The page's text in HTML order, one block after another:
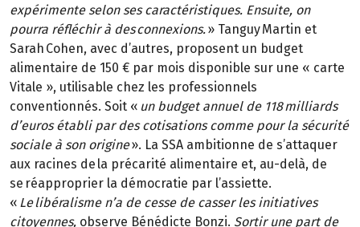
expérimente selon ses caractéristiques. Ensuite, on
pourra réfléchir à des connexions.» Tanguy Martin et
Sarah Cohen, avec d’autres, proposent un budget
alimentaire de 150 € par mois disponible sur une « carte
Vitale », utilisable chez les professionnels
conventionnés. Soit « un budget annuel de 118 milliards
d’euros établi par des cotisations comme pour la sécurité
sociale à son origine». La SSA ambitionne de s’attaquer
aux racines de la précarité alimentaire et, au-delà, de
se réapproprier la démocratie par l’assiette.
« Le libéralisme n’a de cesse de casser les initiatives
citoyennes, observe Bénédicte Bonzi. Sortir une part de